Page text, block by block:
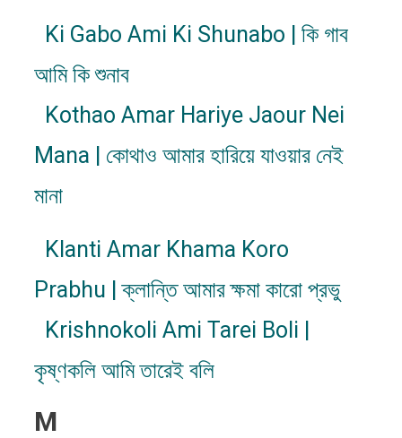
Ki Gabo Ami Ki Shunabo | কি গাব
আমি কি শুনাব​
Kothao Amar Hariye Jaour Nei
Mana | কোথাও আমার হারিয়ে যাওয়ার নেই
মানা
Klanti Amar Khama Koro
Prabhu | ক্লান্তি আমার ক্ষমা কারো প্রভু
Krishnokoli Ami Tarei Boli |
কৃষ্ণকলি আমি তারেই বলি
M